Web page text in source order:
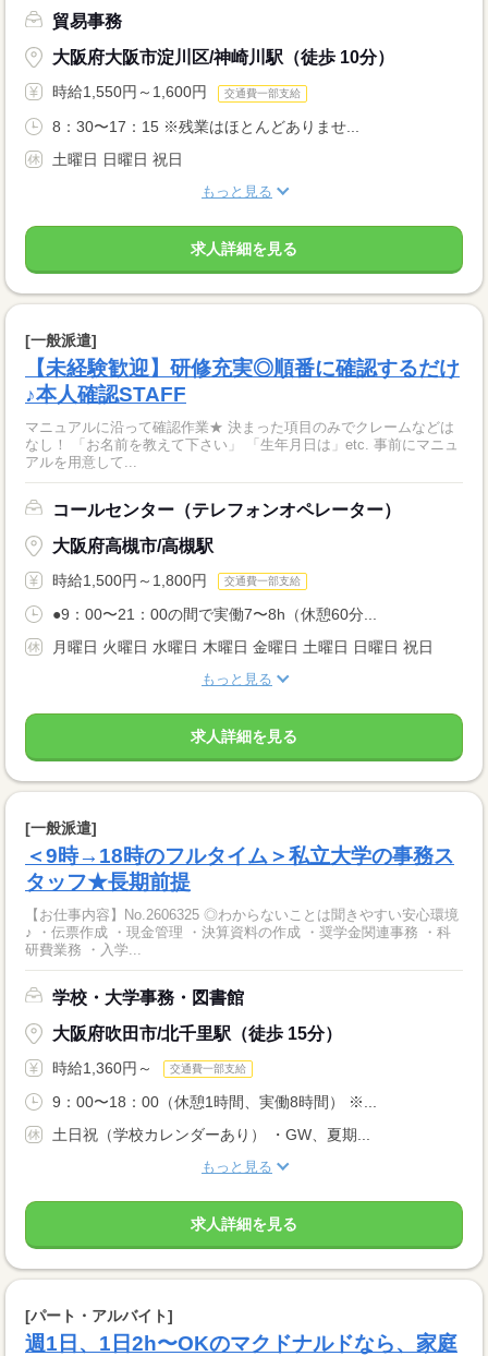
貿易事務
大阪府大阪市淀川区/神崎川駅（徒歩 10分）
時給1,550円～1,600円 交通費一部支給
8：30〜17：15 ※残業はほとんどありませ...
土曜日 日曜日 祝日
もっと見る
求人詳細を見る
[一般派遣]
【未経験歓迎】研修充実◎順番に確認するだけ
♪本人確認STAFF
マニュアルに沿って確認作業★ 決まった項目のみでクレームなどは
なし！ 「お名前を教えて下さい」 「生年月日は」etc. 事前にマニュ
アルを用意して...
コールセンター（テレフォンオペレーター）
大阪府高槻市/高槻駅
時給1,500円～1,800円 交通費一部支給
●9：00〜21：00の間で実働7〜8h（休憩60分...
月曜日 火曜日 水曜日 木曜日 金曜日 土曜日 日曜日 祝日
もっと見る
求人詳細を見る
[一般派遣]
＜9時→18時のフルタイム＞私立大学の事務ス
タッフ★長期前提
【お仕事内容】No.2606325 ◎わからないことは聞きやすい安心環境
♪ ・伝票作成 ・現金管理 ・決算資料の作成 ・奨学金関連事務 ・科
研費業務 ・入学...
学校・大学事務・図書館
大阪府吹田市/北千里駅（徒歩 15分）
時給1,360円～ 交通費一部支給
9：00〜18：00（休憩1時間、実働8時間） ※...
土日祝（学校カレンダーあり） ・GW、夏期...
もっと見る
求人詳細を見る
[パート・アルバイト]
週1日、1日2h〜OKのマクドナルドなら、家庭